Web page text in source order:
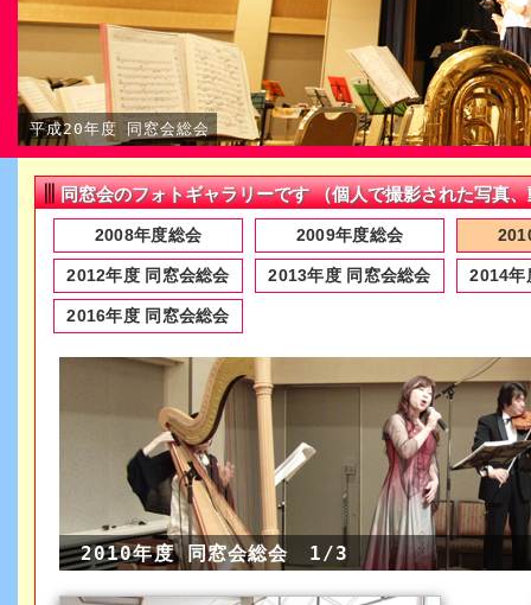
平成20年度 同窓会総会
同窓会のフォトギャラリーです （個人で撮影された写真
2008年度総会 2009年度総会
2012年度 同窓会総会 2013年度 同窓会総会 2014年
2016年度 同窓会総会
2010年度 同窓会総会 1/3